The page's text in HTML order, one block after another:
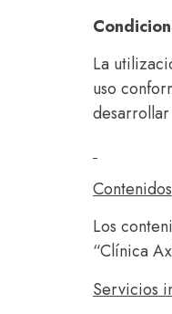
La
uso
Contenidos
Los
“Clínica
Servicios